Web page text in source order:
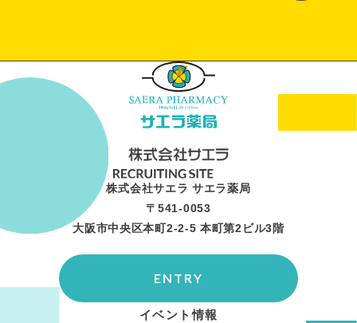
株式会社サエラ サエラ薬局
〒541-0053
大阪市中央区本町2-2-5 本町第2ビル3階
イベント情報
ENTRY